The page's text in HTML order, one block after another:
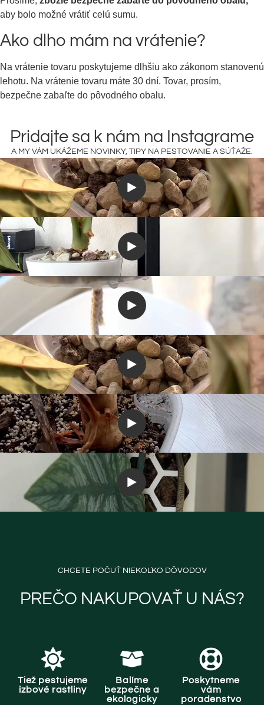
aby bolo možné vrátiť celú sumu.
Ako dlho mám na vrátenie?
Na vrátenie tovaru poskytujeme dlhšiu ako zákonom stanovenú
lehotu. Na vrátenie tovaru máte 30 dní. Tovar, prosím,
bezpečne zabaľte do pôvodného obalu.
Pridajte sa k nám na Instagrame
A MY VÁM UKÁŽEME NOVINKY, TIPY NA PESTOVANIE A SÚŤAŽE.
CHCETE POČUŤ NIEKOĽKO DÔVODOV
PREČO NAKUPOVAŤ U NÁS?
Tiež pestujeme
izbové rastliny
Balíme
bezpečne a
ekologicky
Poskytneme
vám
poradenstvo